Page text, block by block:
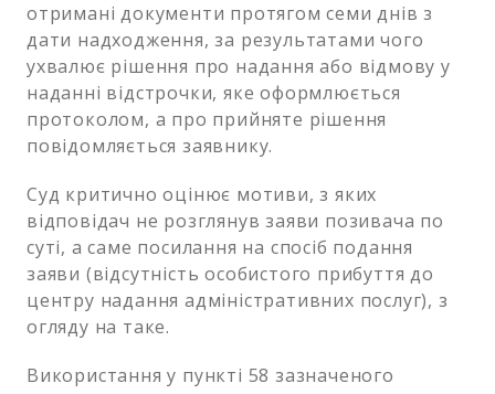
отримані документи протягом семи днів з
дати надходження, за результатами чого
ухвалює рішення про надання або відмову у
наданні відстрочки, яке оформлюється
протоколом, а про прийняте рішення
повідомляється заявнику.
Суд критично оцінює мотиви, з яких
відповідач не розглянув заяви позивача по
суті, а саме посилання на спосіб подання
заяви (відсутність особистого прибуття до
центру надання адміністративних послуг), з
огляду на таке.
Використання у пункті 58 зазначеного